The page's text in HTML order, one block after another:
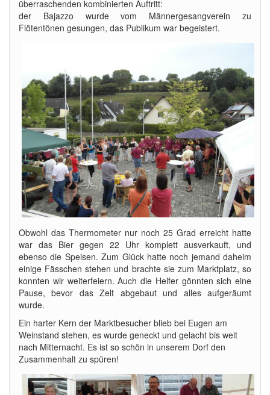
überraschenden kombinierten Auftritt:
der Bajazzo wurde vom Männergesangverein zu
Flötentönen gesungen, das Publikum war begeistert.
Obwohl das Thermometer nur noch 25 Grad erreicht hatte
war das Bier gegen 22 Uhr komplett ausverkauft, und
ebenso die Speisen. Zum Glück hatte noch jemand daheim
einige Fässchen stehen und brachte sie zum Marktplatz, so
konnten wir weiterfeiern. Auch die Helfer gönnten sich eine
Pause, bevor das Zelt abgebaut und alles aufgeräumt
wurde.
Ein harter Kern der Marktbesucher blieb bei Eugen am
Weinstand stehen, es wurde geneckt und gelacht bis weit
nach Mitternacht. Es ist so schön in unserem Dorf den
Zusammenhalt zu spüren!